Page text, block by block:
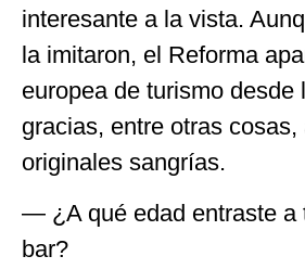
interesante a la vista.
la imitaron, el Reforma
europea de turismo desde
gracias, entre otras cosas,
originales sangrías.
― ¿A qué edad entraste a
bar?